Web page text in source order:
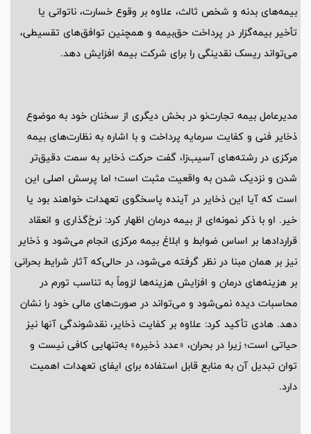
بیمه‌های بدنه و شخص ثالث، علاوه بر وقوع خسارت، ناتوانی یا
تأخیر بیمه‌گزار در پرداخت حق‌بیمه و همچنین توافق‌های تقسیطی،
می‌تواند ریسک نقدینگی را برای شرکت بیمه افزایش دهد.
مدیرعامل بیمه تجارت‌نو در بخش دیگری از سخنان خود به موضوع
ذخایر فنی و کفایت سرمایه پرداخت و با اشاره به نظارت‌های بیمه
مرکزی در رشته‌های آسیب‌زا، گفت حرکت ذخایر به سمت دقیق‌تر
شدن و نزدیک شدن به واقعیت مثبت است؛ اما پرسش اصلی این
است که آیا این ذخایر در آینده پاسخگوی تعهدات خواهند بود یا
خیر. او با ذکر نمونه‌ای از بیمه درمان اظهار کرد: نرخ‌گذاری و انعقاد
قراردادها بر اساس ضوابط و ابلاغ بیمه مرکزی انجام می‌شود و ذخایر
نیز بر همان مبنا در نظر گرفته می‌شود، در حالی‌که آثار شرایط بحرانی
بر هزینه‌های درمان و افزایش هزینه‌ها لزوماً به تناسب تورم در
محاسبات دیده نمی‌شود و می‌تواند در صورت‌های مالی خود را نشان
دهد. هادی تأکید کرد: علاوه بر کفایت ذخایر، نقدشوندگی آنها نیز
حیاتی است؛ زیرا در بحران، «عدد ذخیره» به‌تنهایی کافی نیست و
توان تبدیل آن به منابع قابل استفاده برای ایفای تعهدات اهمیت
دارد.